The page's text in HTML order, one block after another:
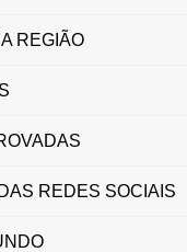
REGIÃO
REDES SOCIAIS